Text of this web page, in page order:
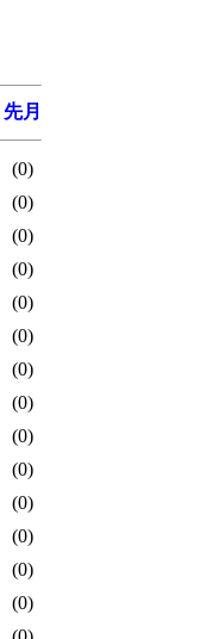
先月
(0)
(0)
(0)
(0)
(0)
(0)
(0)
(0)
(0)
(0)
(0)
(0)
(0)
(0)